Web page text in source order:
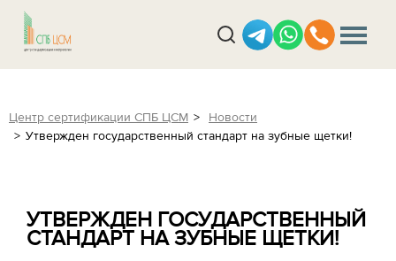
Центр сертификации СПБ ЦСМ
Новости
Утвержден государственный стандарт на зубные щетки!
УТВЕРЖДЕН ГОСУДАРСТВЕННЫЙ
СТАНДАРТ НА ЗУБНЫЕ ЩЕТКИ!